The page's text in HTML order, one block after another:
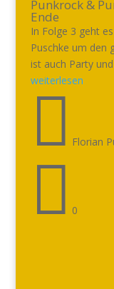
Punkrock &
Ende
In Folge 3 geht
Puschke um den
ist auch Party
weiterlesen
 Florian
 0